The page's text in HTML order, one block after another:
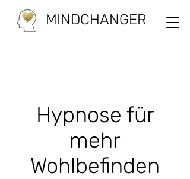
MINDCHANGER
Hypnose für
mehr
Wohlbefinden